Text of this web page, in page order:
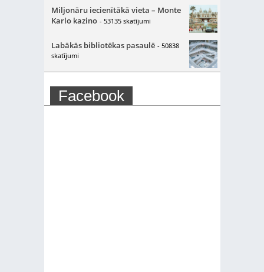
Miljonāru iecienītākā vieta – Monte
Karlo kazino - 53135 skatījumi
Labākās bibliotēkas pasaulē - 50838
skatījumi
Facebook